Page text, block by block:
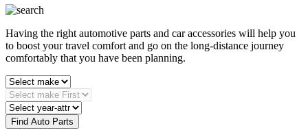
Having the right automotive parts and car accessories will help you
to boost your travel comfort and go on the long-distance journey
comfortably that you have been planning.
Find Auto Parts